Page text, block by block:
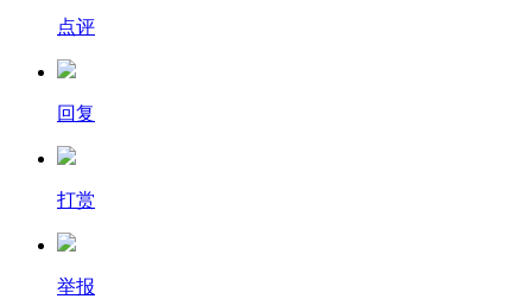
点评
回复
打赏
举报